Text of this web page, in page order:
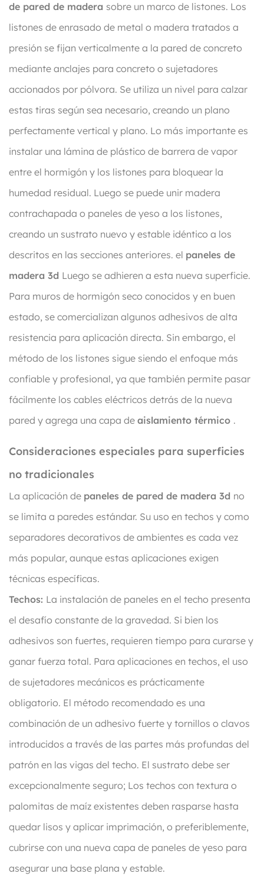
de pared de madera sobre un marco de listones. Los
listones de enrasado de metal o madera tratados a
presión se fijan verticalmente a la pared de concreto
mediante anclajes para concreto o sujetadores
accionados por pólvora. Se utiliza un nivel para calzar
estas tiras según sea necesario, creando un plano
perfectamente vertical y plano. Lo más importante es
instalar una lámina de plástico de barrera de vapor
entre el hormigón y los listones para bloquear la
humedad residual. Luego se puede unir madera
contrachapada o paneles de yeso a los listones,
creando un sustrato nuevo y estable idéntico a los
descritos en las secciones anteriores. el paneles de
madera 3d Luego se adhieren a esta nueva superficie.
Para muros de hormigón seco conocidos y en buen
estado, se comercializan algunos adhesivos de alta
resistencia para aplicación directa. Sin embargo, el
método de los listones sigue siendo el enfoque más
confiable y profesional, ya que también permite pasar
fácilmente los cables eléctricos detrás de la nueva
pared y agrega una capa de aislamiento térmico .
Consideraciones especiales para superficies
no tradicionales
La aplicación de paneles de pared de madera 3d no
se limita a paredes estándar. Su uso en techos y como
separadores decorativos de ambientes es cada vez
más popular, aunque estas aplicaciones exigen
técnicas específicas.
Techos: La instalación de paneles en el techo presenta
el desafío constante de la gravedad. Si bien los
adhesivos son fuertes, requieren tiempo para curarse y
ganar fuerza total. Para aplicaciones en techos, el uso
de sujetadores mecánicos es prácticamente
obligatorio. El método recomendado es una
combinación de un adhesivo fuerte y tornillos o clavos
introducidos a través de las partes más profundas del
patrón en las vigas del techo. El sustrato debe ser
excepcionalmente seguro; Los techos con textura o
palomitas de maíz existentes deben rasparse hasta
quedar lisos y aplicar imprimación, o preferiblemente,
cubrirse con una nueva capa de paneles de yeso para
asegurar una base plana y estable.